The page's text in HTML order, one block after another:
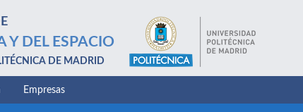
Y DEL ESPACIO
DE MADRID
Empresas